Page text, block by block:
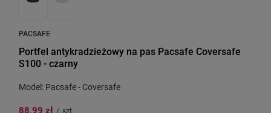
PACSAFE
Portfel antykradzieżowy na pas Pacsafe Coversafe
S100 - czarny
Model: Pacsafe - Coversafe
88,99 zł / szt.